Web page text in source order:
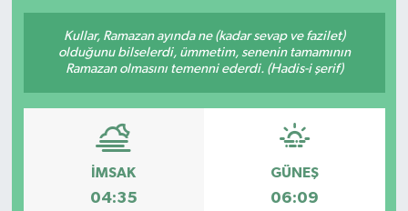
Kullar, Ramazan ayında ne (kadar sevap ve fazilet)
olduğunu bilselerdi, ümmetim, senenin tamamının
Ramazan olmasını temenni ederdi. (Hadis-i şerif)
İMSAK
04:35
GÜNEŞ
06:09
Gizlilik İlkeleri - Privacy Policy
Gündem